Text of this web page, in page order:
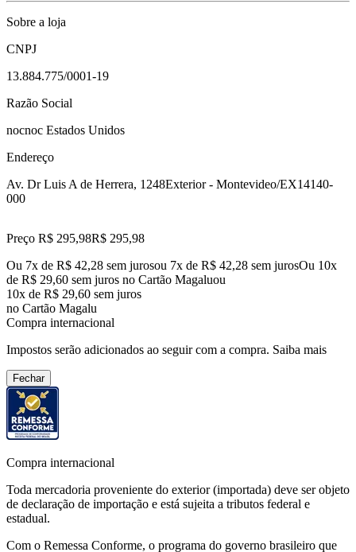
Sobre a loja
CNPJ
13.884.775/0001-19
Razão Social
nocnoc Estados Unidos
Endereço
Av. Dr Luis A de Herrera, 1248Exterior - Montevideo/EX14140-
000
Preço R$ 295,98R$ 295,98
Ou 7x de R$ 42,28 sem jurosou 7x de R$ 42,28 sem jurosOu 10x
de R$ 29,60 sem juros no Cartão Magaluou
10x de R$ 29,60 sem juros
no Cartão Magalu
Compra internacional
Impostos serão adicionados ao seguir com a compra. Saiba mais
Fechar
Compra internacional
Toda mercadoria proveniente do exterior (importada) deve ser objeto
de declaração de importação e está sujeita a tributos federal e
estadual.
Com o Remessa Conforme, o programa do governo brasileiro que